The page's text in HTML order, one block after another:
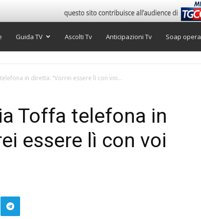
Guida TV Ascolti Tv Anticipazioni Tv Soap opera
in diretta: “Vorrei essere lì con voi...
Toffa telefona in
essere lì con voi